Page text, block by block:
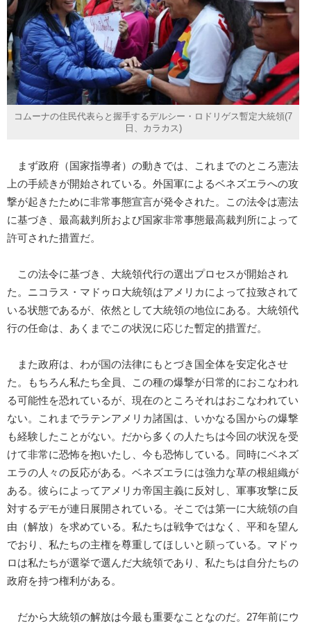
コムーナの住民代表らと握手するデルシー・ロドリゲス暫定大統領(7
日、カラカス)
まず政府（国家指導者）の動きでは、これまでのところ憲法
上の手続きが開始されている。外国軍によるベネズエラへの攻
撃が起きたために非常事態宣言が発令された。この法令は憲法
に基づき、最高裁判所および国家非常事態最高裁判所によって
許可された措置だ。
この法令に基づき、大統領代行の選出プロセスが開始され
た。ニコラス・マドゥロ大統領はアメリカによって拉致されて
いる状態であるが、依然として大統領の地位にある。大統領代
行の任命は、あくまでこの状況に応じた暫定的措置だ。
また政府は、わが国の法律にもとづき国全体を安定化させ
た。もちろん私たち全員、この種の爆撃が日常的におこなわれ
る可能性を恐れているが、現在のところそれはおこなわれてい
ない。これまでラテンアメリカ諸国は、いかなる国からの爆撃
も経験したことがない。だから多くの人たちは今回の状況を受
けて非常に恐怖を抱いたし、今も恐怖している。同時にベネズ
エラの人々の反応がある。ベネズエラには強力な草の根組織が
ある。彼らによってアメリカ帝国主義に反対し、軍事攻撃に反
対するデモが連日展開されている。そこでは第一に大統領の自
由（解放）を求めている。私たちは戦争ではなく、平和を望ん
でおり、私たちの主権を尊重してほしいと願っている。マドゥ
ロは私たちが選挙で選んだ大統領であり、私たちは自分たちの
政府を持つ権利がある。
だから大統領の解放は今最も重要なことなのだ。27年前にウ